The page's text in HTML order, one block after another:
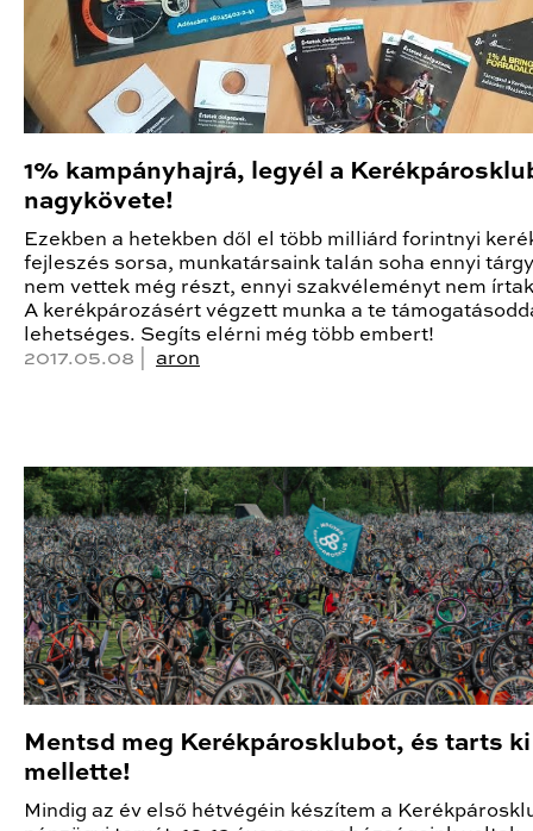
1% kampányhajrá, legyél a
nagykövete!
Ezekben a hetekben dől el több milliárd forintnyi
fejleszés sorsa, munkatársaink talán soha ennyi
nem vettek még részt, ennyi szakvéleményt nem
A kerékpározásért végzett munka a te
lehetséges. Segíts elérni még több embert!
2017.05.08 | aron
Mentsd meg Kerékpárosklubot, és tarts ki
mellette!
Mindig az év első hétvégéin készítem a